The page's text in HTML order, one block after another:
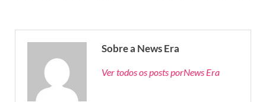
Sobre a News Era
Ver todos os posts porNews Era